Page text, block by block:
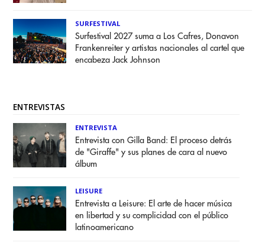
SURFESTIVAL
Surfestival 2027 suma a Los Cafres, Donavon
Frankenreiter y artistas nacionales al cartel que
encabeza Jack Johnson
ENTREVISTAS
ENTREVISTA
Entrevista con Gilla Band: El proceso detrás
de "Giraffe" y sus planes de cara al nuevo
álbum
LEISURE
Entrevista a Leisure: El arte de hacer música
en libertad y su complicidad con el público
latinoamericano